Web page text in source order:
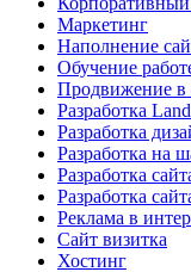
Маркетинг
Наполнение
Обучение
Продвижение в
Разработка
Разработка
Разработка на
Разработка
Разработка
Реклама в
Сайт визитка
Хостинг